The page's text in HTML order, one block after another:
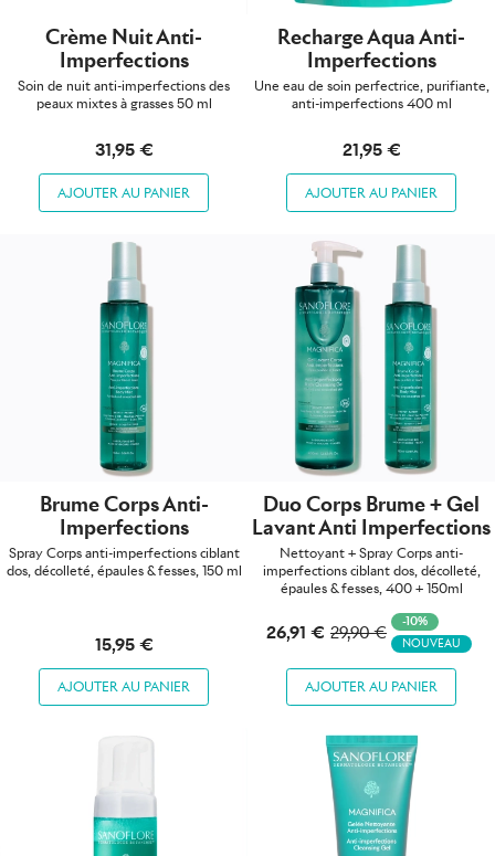
Crème Nuit Anti-
Imperfections
Soin de nuit anti-imperfections des
peaux mixtes à grasses 50 ml
31,95 €
AJOUTER AU PANIER
Recharge Aqua Anti-
Imperfections
Une eau de soin perfectrice, purifiante,
anti-imperfections 400 ml
21,95 €
AJOUTER AU PANIER
Brume Corps Anti-
Imperfections
Spray Corps anti-imperfections ciblant
dos, décolleté, épaules & fesses, 150 ml
15,95 €
AJOUTER AU PANIER
Duo Corps Brume + Gel
Lavant Anti Imperfections
Nettoyant + Spray Corps anti-
imperfections ciblant dos, décolleté,
épaules & fesses, 400 + 150ml
26,91 € 29,90 €
-10%
NOUVEAU
AJOUTER AU PANIER